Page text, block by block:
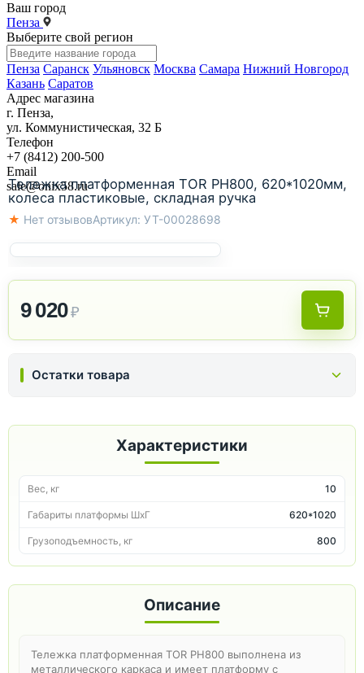
Ваш город
Пенза
Выберите свой регион
Пенза Саранск Ульяновск Москва Самара Нижний Новгород
Казань Саратов
Адрес магазина
г. Пенза,
ул. Коммунистическая, 32 Б
Телефон
+7 (8412) 200-500
Email
sale@onix58.ru
Тележка платформенная TOR PH800, 620*1020мм,
колеса пластиковые, складная ручка
★ Нет отзывовАртикул: УТ-00028698
9 020₽
Остатки товара
Описание
Тележка платформенная TOR PH800 выполнена из
металлического каркаса и имеет платформу с
Характеристики
Вес, кг 10
Габариты платформы ШxГ 620*1020
Грузоподъемность, кг 800